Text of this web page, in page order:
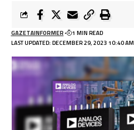
LAST UPDATED: DECEMBER 29, 2023 10:40 AM
GAZETAINFORMER 1 MIN READ